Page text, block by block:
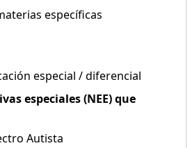
específicas
especial / diferencial
especiales (NEE) que
Autista